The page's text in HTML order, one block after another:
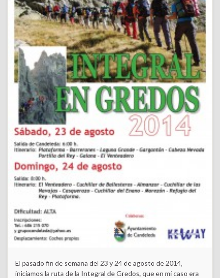
El pasado fin de semana del 23 y 24 de agosto de 2014,
iniciamos la ruta de la Integral de Gredos, que en mi caso era